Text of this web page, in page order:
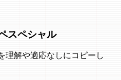
スペシャル
理解や適応なしにコピーし